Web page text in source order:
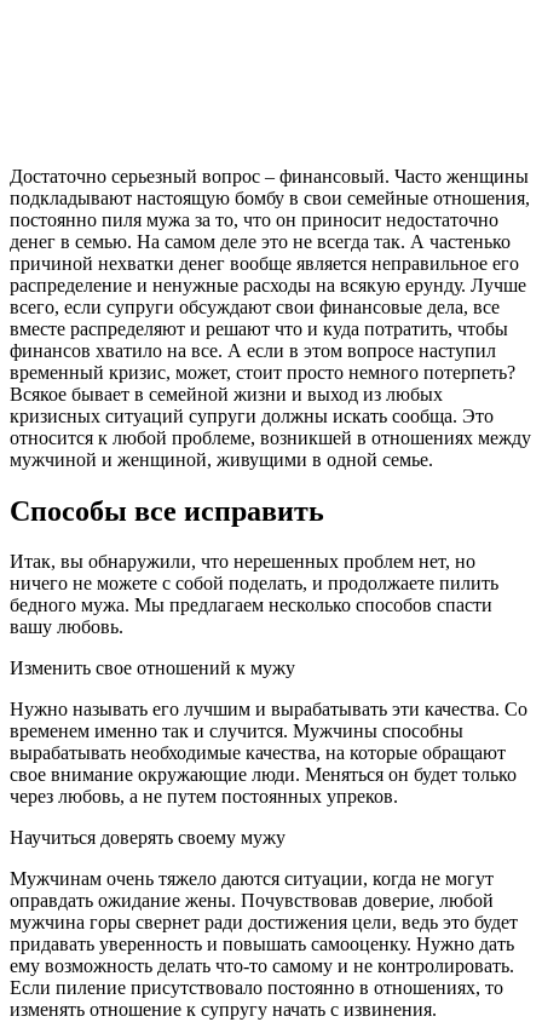
Достаточно серьезный вопрос – финансовый. Часто женщины
подкладывают настоящую бомбу в свои семейные отношения,
постоянно пиля мужа за то, что он приносит недостаточно
денег в семью. На самом деле это не всегда так. А частенько
причиной нехватки денег вообще является неправильное его
распределение и ненужные расходы на всякую ерунду. Лучше
всего, если супруги обсуждают свои финансовые дела, все
вместе распределяют и решают что и куда потратить, чтобы
финансов хватило на все. А если в этом вопросе наступил
временный кризис, может, стоит просто немного потерпеть?
Всякое бывает в семейной жизни и выход из любых
кризисных ситуаций супруги должны искать сообща. Это
относится к любой проблеме, возникшей в отношениях между
мужчиной и женщиной, живущими в одной семье.
Способы все исправить
Итак, вы обнаружили, что нерешенных проблем нет, но
ничего не можете с собой поделать, и продолжаете пилить
бедного мужа. Мы предлагаем несколько способов спасти
вашу любовь.
Изменить свое отношений к мужу
Нужно называть его лучшим и вырабатывать эти качества. Со
временем именно так и случится. Мужчины способны
вырабатывать необходимые качества, на которые обращают
свое внимание окружающие люди. Меняться он будет только
через любовь, а не путем постоянных упреков.
Научиться доверять своему мужу
Мужчинам очень тяжело даются ситуации, когда не могут
оправдать ожидание жены. Почувствовав доверие, любой
мужчина горы свернет ради достижения цели, ведь это будет
придавать уверенность и повышать самооценку. Нужно дать
ему возможность делать что-то самому и не контролировать.
Если пиление присутствовало постоянно в отношениях, то
изменять отношение к супругу начать с извинения.